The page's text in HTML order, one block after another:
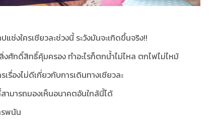
แช่งใครเชียวละช่วงนี้ ระวังมันจะเกิดขึ้นจริง!!
กดิ์สิทธิ์คุ้มครอง ทำอะไรก็ตกน้ำไม่ไหล ตกไฟไม่ไหม้
รื่องไม่ดีเกี่ยวกับการเดินทางเชียวละ
มารถมองเห็นอนาคตอันใกล้นี้ได้
รพนัน